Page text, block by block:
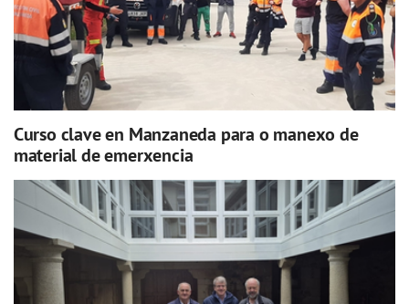
Curso clave en Manzaneda para o manexo de
material de emerxencia